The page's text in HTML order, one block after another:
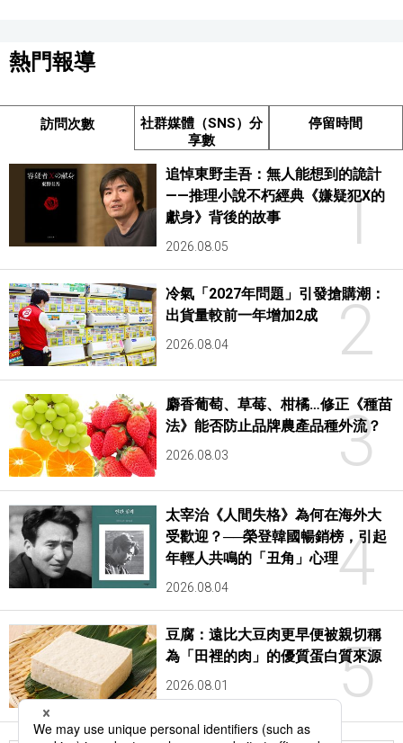
熱門報導
訪問次數
社群媒體（SNS）分
享數
停留時間
1
追悼東野圭吾：無人能想到的詭計
——推理小說不朽經典《嫌疑犯X的
獻身》背後的故事
2026.08.05
2
冷氣「2027年問題」引發搶購潮：
出貨量較前一年增加2成
2026.08.04
3
麝香葡萄、草莓、柑橘…修正《種苗
法》能否防止品牌農產品種外流？
2026.08.03
4
太宰治《人間失格》為何在海外大
受歡迎？──榮登韓國暢銷榜，引起
年輕人共鳴的「丑角」心理
2026.08.04
5
豆腐：遠比大豆肉更早便被親切稱
為「田裡的肉」的優質蛋白質來源
2026.08.01